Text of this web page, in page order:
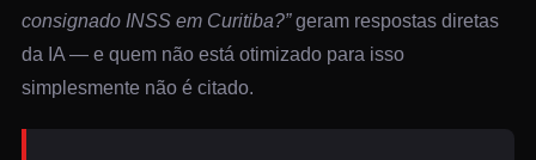
consignado INSS em Curitiba?”geram respostas diretas
da IA — e quem não está otimizado para isso
simplesmente não é citado.